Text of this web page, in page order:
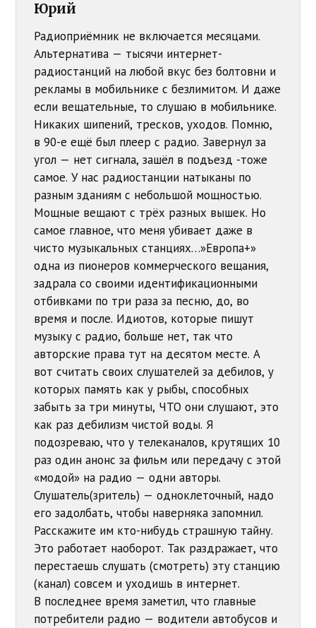
Юрий
Радиоприёмник не включается месяцами.
Альтернатива — тысячи интернет-
радиостанций на любой вкус без болтовни и
рекламы в мобильнике с безлимитом. И даже
если вещательные, то слушаю в мобильнике.
Никаких шипений, тресков, уходов. Помню,
в 90-е ещё был плеер с радио. Завернул за
угол — нет сигнала, зашёл в подъезд -тоже
самое. У нас радиостанции натыканы по
разным зданиям с небольшой мощностью.
Мощные вещают с трёх разных вышек. Но
самое главное, что меня убивает даже в
чисто музыкальных станциях…»Европа+»
одна из пионеров коммерческого вещания,
задрала со своими идентификационными
отбивками по три раза за песню, до, во
время и после. Идиотов, которые пишут
музыку с радио, больше нет, так что
авторские права тут на десятом месте. А
вот считать своих слушателей за дебилов, у
которых память как у рыбы, способных
забыть за три минуты, ЧТО они слушают, это
как раз дебилизм чистой воды. Я
подозреваю, что у телеканалов, крутящих 10
раз один анонс за фильм или передачу с этой
«модой» на радио — одни авторы.
Слушатель(зритель) — одноклеточный, надо
его задолбать, чтобы наверняка запомнил.
Расскажите им кто-нибудь страшную тайну.
Это работает наоборот. Так раздражает, что
перестаешь слушать (смотреть) эту станцию
(канал) совсем и уходишь в интернет.
В последнее время заметил, что главные
потребители радио — водители автобусов и